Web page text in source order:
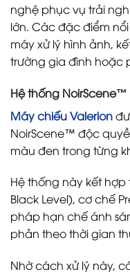
nghệ phục vụ trải
lớn. Các đặc điểm
máy xử lý hình ảnh,
trường gia đình hoặc
Hệ thống
Máy chiếu Valerion
NoirScene™ độc
màu đen trong từng
Hệ thống này kết
Black Level), cơ chế
pháp hạn chế ánh
phản theo thời gian
Nhờ cách xử lý này,